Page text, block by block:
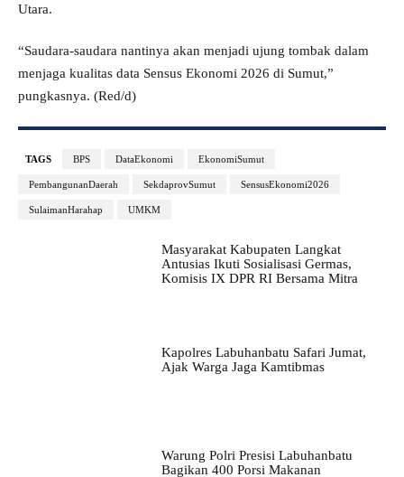
Utara.
“Saudara-saudara nantinya akan menjadi ujung tombak dalam
menjaga kualitas data Sensus Ekonomi 2026 di Sumut,”
pungkasnya. (Red/d)
TAGS BPS DataEkonomi EkonomiSumut
PembangunanDaerah SekdaprovSumut SensusEkonomi2026
SulaimanHarahap UMKM
Masyarakat Kabupaten Langkat
Antusias Ikuti Sosialisasi Germas,
Komisis IX DPR RI Bersama Mitra
Kapolres Labuhanbatu Safari Jumat,
Ajak Warga Jaga Kamtibmas
Warung Polri Presisi Labuhanbatu
Bagikan 400 Porsi Makanan